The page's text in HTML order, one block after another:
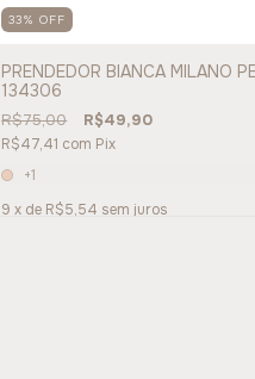
33%OFF
PRENDEDOR BIANCA MILANO
134306
R$75,00 R$49,90
R$47,41 com Pix
+1
9 x de R$5,54 sem juros